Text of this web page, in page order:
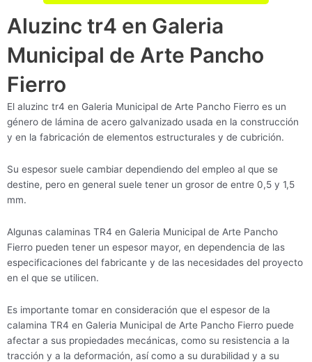
Aluzinc tr4 en Galeria
Municipal de Arte Pancho
Fierro
El aluzinc tr4 en Galeria Municipal de Arte Pancho Fierro es un
género de lámina de acero galvanizado usada en la construcción
y en la fabricación de elementos estructurales y de cubrición.
Su espesor suele cambiar dependiendo del empleo al que se
destine, pero en general suele tener un grosor de entre 0,5 y 1,5
mm.
Algunas calaminas TR4 en Galeria Municipal de Arte Pancho
Fierro pueden tener un espesor mayor, en dependencia de las
especificaciones del fabricante y de las necesidades del proyecto
en el que se utilicen.
Es importante tomar en consideración que el espesor de la
calamina TR4 en Galeria Municipal de Arte Pancho Fierro puede
afectar a sus propiedades mecánicas, como su resistencia a la
tracción y a la deformación, así como a su durabilidad y a su